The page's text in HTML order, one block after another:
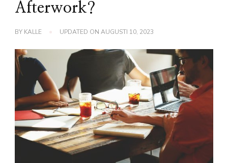
Afterwork?
BY KALLE UPDATED ON AUGUSTI 10, 2023